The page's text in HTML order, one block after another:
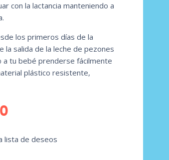
con la lactancia manteniendo a
los primeros días de la
la salida de la leche de pezones
tu bebé prenderse fácilmente
plástico resistente,
lista de deseos